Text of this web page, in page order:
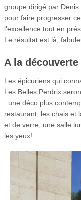
groupe dirigé par Denis
pour faire progresser
l’excellence tout en
Le résultat est là,
A la
Les épicuriens qui
Les Belles Perdrix
: une déco plus
restaurant, les chais et
et de verre, une salle
les yeux!